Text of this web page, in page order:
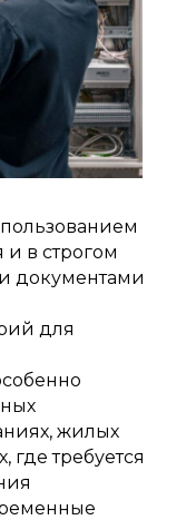
и в строгом
документами
для
жилых
где требуется